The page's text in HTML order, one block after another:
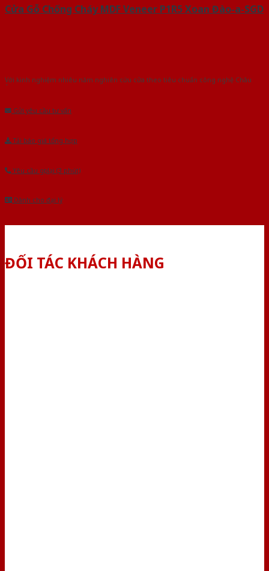
Cửa Gỗ Chống Cháy MDF Veneer P1R5 Xoan Đào-a-SGD
Với kinh nghiệm nhiêu năm nghiên cứu cửa theo tiêu chuẩn công nghệ Châu
Gửi yêu cầu tư vấn
Tải báo giá tổng hợp
Yêu cầu gọi lại (3 phút)
Dành cho đại lý
ĐỐI TÁC KHÁCH HÀNG